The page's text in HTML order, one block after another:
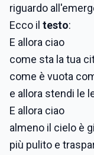
riguardo
Ecco il testo:
E allora ciao
come sta la tua
come è vuota
e allora stendi le
E allora ciao
almeno il cielo è
più pulito e